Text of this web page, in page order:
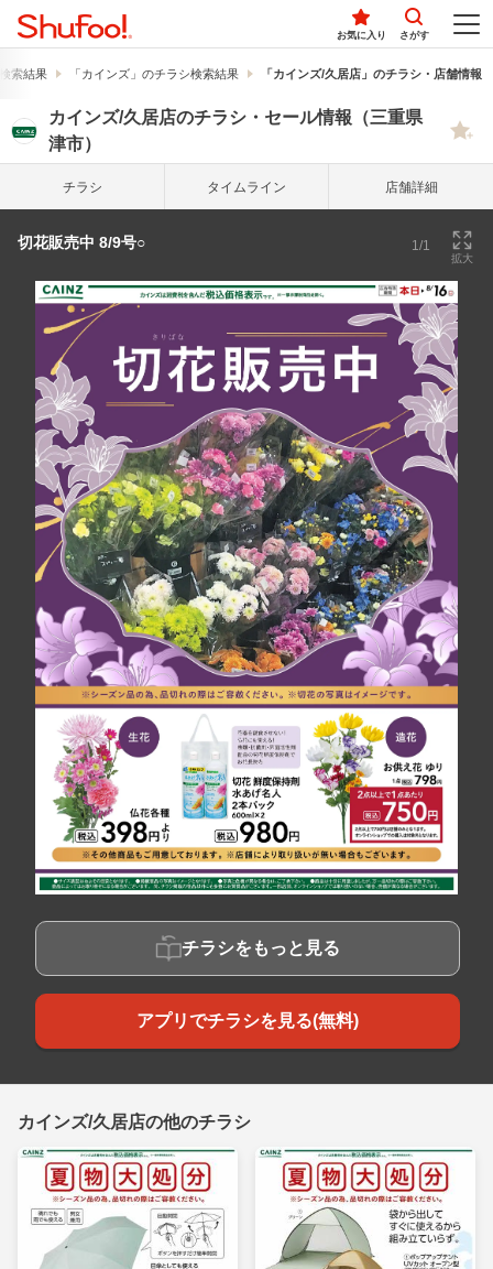
お気に入り さがす
索結果 「カインズ」のチラシ検索結果 「カインズ/久居店」のチラシ・店舗情報
カインズ/久居店のチラシ・セール情報（三重県
津市）
チラシ タイム ライン 店舗詳細
切花販売中 8/9号○ 1/1
拡大
チラシをもっと見る
アプリでチラシを見る(無料)
カインズ/久居店の他のチラシ